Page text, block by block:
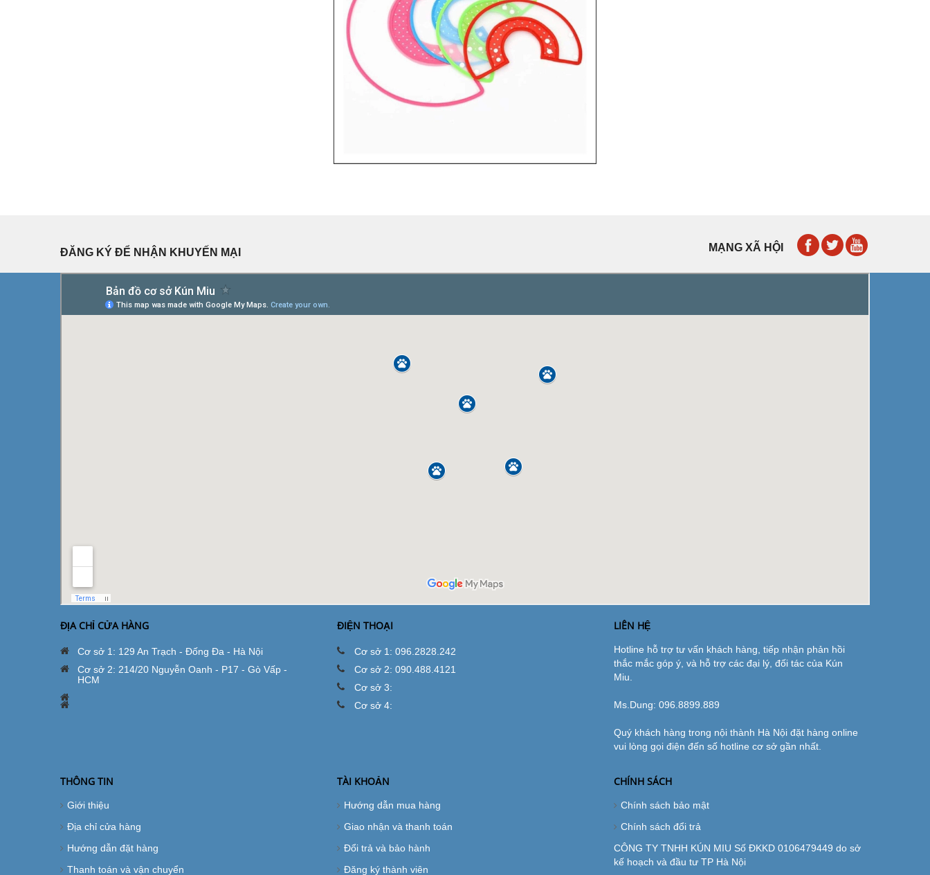
ĐĂNG KÝ ĐỂ NHẬN KHUYẾN MẠI MẠNG XÃ HỘI
ĐỊA CHỈ CỬA HÀNG
Cơ sở 1: 129 An Trạch - Đống Đa - Hà Nội
Cơ sở 2: 214/20 Nguyễn Oanh - P17 - Gò Vấp -
HCM
ĐIỆN THOẠI
Cơ sở 1: 096.2828.242
Cơ sở 2: 090.488.4121
Cơ sở 3:
Cơ sở 4:
LIÊN HỆ
Hotline hỗ trợ tư vấn khách hàng, tiếp nhận phản hồi
thắc mắc góp ý, và hỗ trợ các đại lý, đối tác của Kún
Miu.
Ms.Dung: 096.8899.889
Quý khách hàng trong nội thành Hà Nội đặt hàng online
vui lòng gọi điện đến số hotline cơ sở gần nhất.
THÔNG TIN
Giới thiệu
Địa chỉ cửa hàng
Hướng dẫn đặt hàng
Thanh toán và vận chuyển
TÀI KHOẢN
Hướng dẫn mua hàng
Giao nhận và thanh toán
Đổi trả và bảo hành
Đăng ký thành viên
CHÍNH SÁCH
Chính sách bảo mật
Chính sách đổi trả
CÔNG TY TNHH KÚN MIU Số ĐKKD 0106479449 do sở
kế hoạch và đầu tư TP Hà Nội